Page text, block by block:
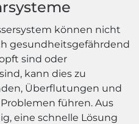
können nicht
gesundheitsgefährdend
sind oder
kann dies zu
Überflutungen und
führen. Aus
eine schnelle Lösung